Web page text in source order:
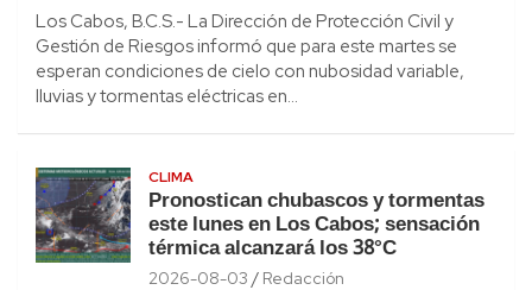
Los Cabos, B.C.S.- La Dirección de Protección Civil y
Gestión de Riesgos informó que para este martes se
esperan condiciones de cielo con nubosidad variable,
lluvias y tormentas eléctricas en…
CLIMA
Pronostican chubascos y tormentas
este lunes en Los Cabos; sensación
térmica alcanzará los 38°C
2026-08-03 Redacción